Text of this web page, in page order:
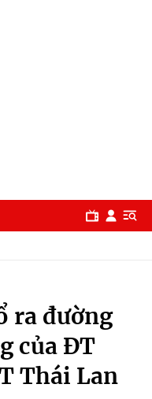
ra đường
của ĐT
Thái Lan